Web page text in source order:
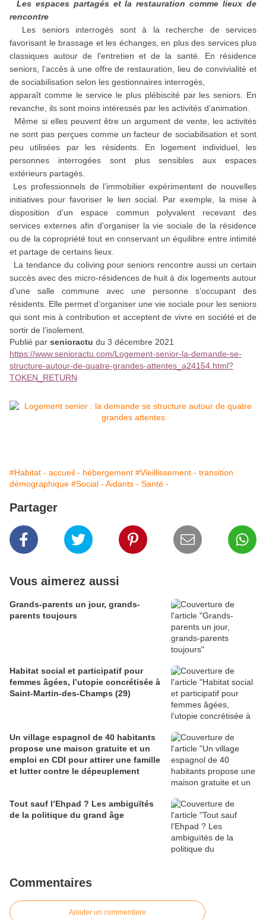
Les espaces partagés et la restauration comme lieux de
rencontre
Les seniors interrogés sont à la recherche de services
favorisant le brassage et les échanges, en plus des services plus
classiques autour de l’entretien et de la santé. En résidence
seniors, l’accès à une offre de restauration, lieu de convivialité et
de sociabilisation selon les gestionnaires interrogés,
apparaît comme le service le plus plébiscité par les seniors. En
revanche, ils sont moins intéressés par les activités d’animation.
Même si elles peuvent être un argument de vente, les activités
ne sont pas perçues comme un facteur de sociabilisation et sont
peu utilisées par les résidents. En logement individuel, les
personnes interrogées sont plus sensibles aux espaces
extérieurs partagés.
Les professionnels de l’immobilier expérimentent de nouvelles
initiatives pour favoriser le lien social. Par exemple, la mise à
disposition d’un espace commun polyvalent recevant des
services externes afin d’organiser la vie sociale de la résidence
ou de la copropriété tout en conservant un équilibre entre intimité
et partage de certains lieux.
La tendance du coliving pour seniors rencontre aussi un certain
succès avec des micro-résidences de huit à dix logements autour
d’une salle commune avec une personne s’occupant des
résidents. Elle permet d’organiser une vie sociale pour les seniors
qui sont mis à contribution et acceptent de vivre en société et de
sortir de l’isolement.
Publié par senioractu du 3 décembre 2021
https://www.senioractu.com/Logement-senior-la-demande-se-
structure-autour-de-quatre-grandes-attentes_a24154.html?
TOKEN_RETURN
#Habitat - accueil - hébergement #Vieillissement - transition
démographique #Social - Aidants - Santé -
Partager
Vous aimerez aussi
Grands-parents un jour, grands-
parents toujours
Habitat social et participatif pour
femmes âgées, l’utopie concrétisée à
Saint-Martin-des-Champs (29)
Un village espagnol de 40 habitants
propose une maison gratuite et un
emploi en CDI pour attirer une famille
et lutter contre le dépeuplement
Tout sauf l’Ehpad ? Les ambiguïtés
de la politique du grand âge
Commentaires
Ajouter un commentaire